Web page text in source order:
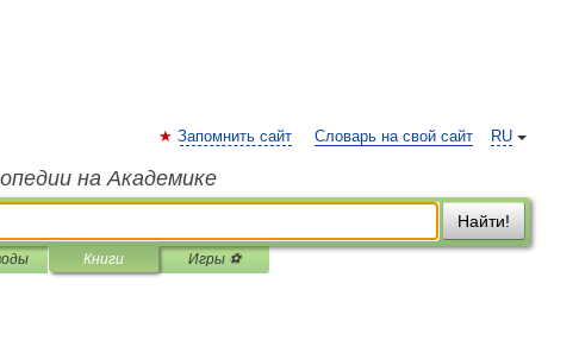
RU
Запомнить сайт Словарь на свой сайт
на Академике
Найти!
Книги Игры ⚽